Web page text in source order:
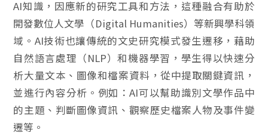
AI知識，因應新的研究工具和方法，這種融合有助於
開發數位人文學（Digital Humanities）等新興學科領
域。AI技術也讓傳統的文史研究模式發生遷移，藉助
自然語言處理（NLP）和機器學習，學生得以快速分
析大量文本、圖像和檔案資料，從中提取關鍵資訊，
並進行內容分析。例如：AI可以幫助識別文學作品中
的主題、判斷圖像資訊、觀察歷史檔案人物及事件變
遷等。